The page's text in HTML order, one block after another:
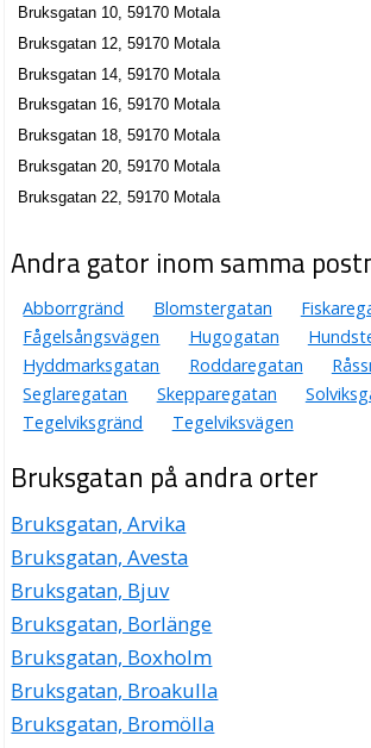
Bruksgatan 10, 59170 Motala
Bruksgatan 12, 59170 Motala
Bruksgatan 14, 59170 Motala
Bruksgatan 16, 59170 Motala
Bruksgatan 18, 59170 Motala
Bruksgatan 20, 59170 Motala
Bruksgatan 22, 59170 Motala
Andra gator inom samma
Abborrgränd Blomstergatan
Fågelsångsvägen
Hugogatan
Hyddmarksgatan
Roddaregatan
Seglaregatan
Skepparegatan
Tegelviksgränd
Tegelviksvägen
Bruksgatan på andra orter
Bruksgatan, Arvika
Bruksgatan, Avesta
Bruksgatan, Bjuv
Bruksgatan, Borlänge
Bruksgatan, Boxholm
Bruksgatan, Broakulla
Bruksgatan, Bromölla